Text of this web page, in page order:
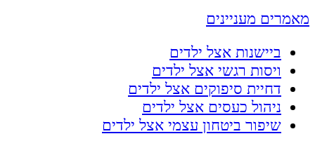
מאמרים מעניינים
ביישנות אצל ילדים
ויסות רגשי אצל ילדים
דחיית סיפוקים אצל ילדים
ניהול כעסים אצל ילדים
שיפור ביטחון עצמי אצל ילדים